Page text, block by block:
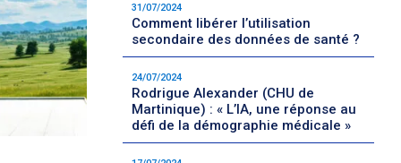
31/07/2024
Comment libérer l’utilisation
secondaire des données de santé ?
24/07/2024
Rodrigue Alexander (CHU de
Martinique) : « L’IA, une réponse au
défi de la démographie médicale »